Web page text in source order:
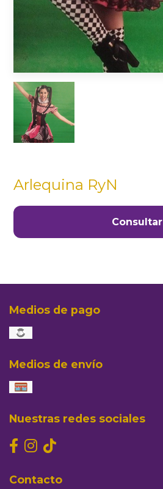
Arlequina RyN
Consultar
Medios de pago
Medios de envío
Nuestras redes sociales
Contacto